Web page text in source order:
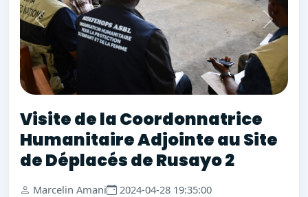
Visite de la Coordonnatrice
Humanitaire Adjointe au Site
de Déplacés de Rusayo 2
Marcelin Amani 2024-04-28 19:35:00